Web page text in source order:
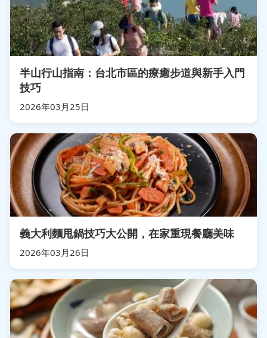
半山行山指南：台北市區的療癒步道與新手入門
技巧
2026年03月25日
義大利麵甩鍋技巧大公開，在家重現餐廳美味
2026年03月26日